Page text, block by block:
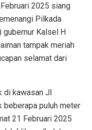
2025 siang
Pilkada
gubernur Kalsel H
tampak meriah
selamat dari
di kawasan Jl
beberapa puluh meter
21 Februari 2025